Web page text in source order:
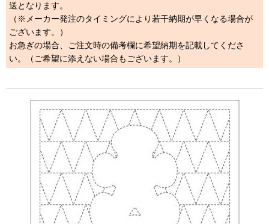
送となります。
（※メーカー発注のタイミングにより若干納期が早くなる場合が
ございます。）
お急ぎの場合、ご注文時の備考欄に希望納期を記載してくださ
い。（ご希望に添えない場合もございます。）